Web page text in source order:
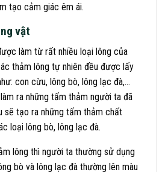
tạo cảm giác êm ái.
vật
làm từ rất nhiều loại lông của
thảm lông tự nhiên đều được lấy
con cừu, lông bò, lông lạc đà,…
ra những tấm thảm người ta đã
sẽ tạo ra những tấm thảm chất
loại lông bò, lông lạc đà.
lông thì người ta thường sử dụng
bò và lông lạc đà thường lên màu